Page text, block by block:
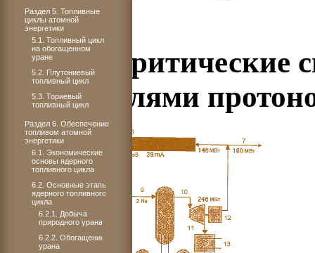
8.2.
ускорителями
Раздел 5. Топливные
циклы атомной
энергетики
5.1. Топливный цикл
на обогащенном
уране
5.2. Плутониевый
топливный цикл
5.3. Ториевый
топливный цикл
Раздел 6. Обеспечение
топливом атомной
энергетики
6.1. Экономические
основы ядерного
топливного цикла
6.2. Основные этапы
ядерного топливного
цикла
6.2.1. Добыча
природного урана
6.2.2. Обогащение
урана